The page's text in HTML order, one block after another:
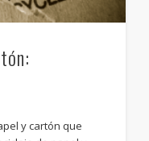
y cartón que